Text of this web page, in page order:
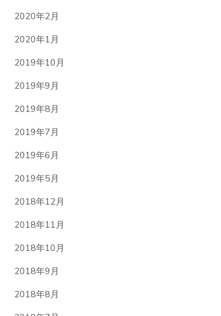
2020年2月
2020年1月
2019年10月
2019年9月
2019年8月
2019年7月
2019年6月
2019年5月
2018年12月
2018年11月
2018年10月
2018年9月
2018年8月